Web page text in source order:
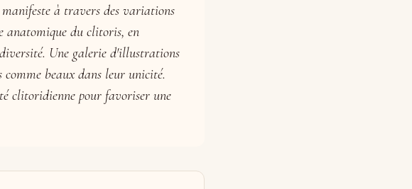
à travers des variations
anatomique du clitoris, en
Une galerie d'illustrations
beaux dans leur unicité.
clitoridienne pour favoriser une